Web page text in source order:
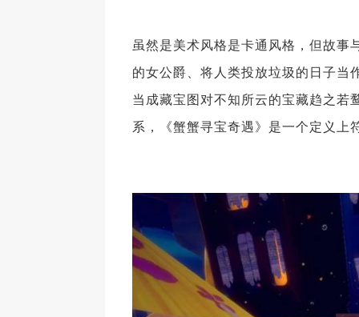
虽然是美术风格是卡通风格，但故事
的女公爵、将人类投放垃圾的日子当
当成藏宝图对不知所云的宝藏趋之
系，《蟹蟹寻宝奇遇》是一个定义上